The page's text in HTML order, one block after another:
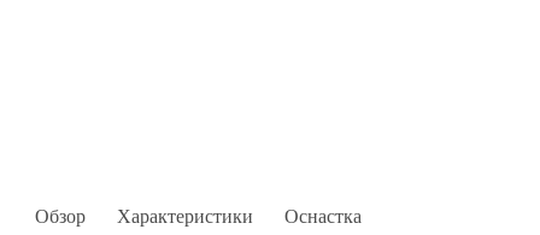
Обзор Характеристики
Оснастка